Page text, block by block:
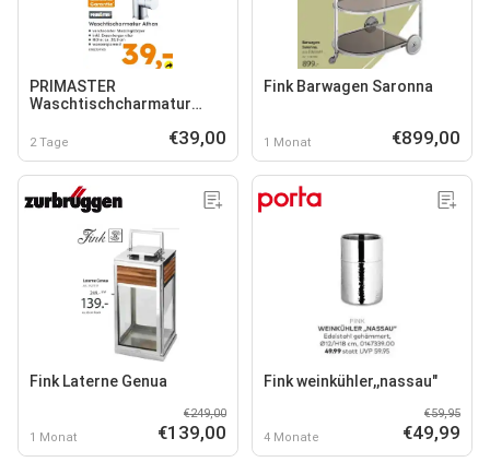
PRIMASTER
Waschtischcharmatur
2 Tage €39,00
Fink Barwagen Saronna
1 Monat €899,00
Fink Laterne Genua
1 Monat
€249,00
€139,00
Fink weinkühler,,nassau"
4 Monate
€59,95
€49,99